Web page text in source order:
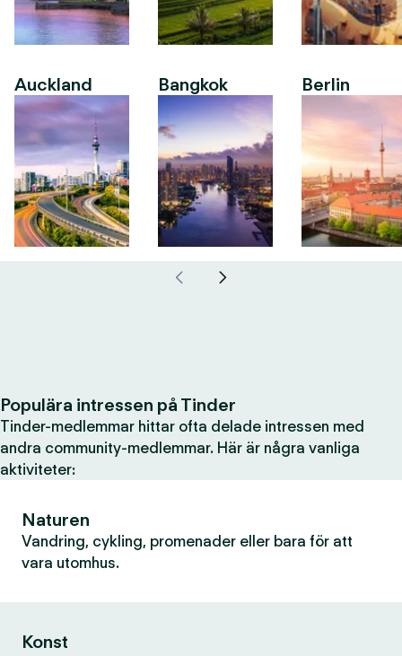
Auckland Bangkok Berlin
Populära intressen på Tinder
Tinder-medlemmar hittar ofta delade intressen med
andra community-medlemmar. Här är några vanliga
aktiviteter:
Naturen
Vandring, cykling, promenader eller bara för att
vara utomhus.
Konst